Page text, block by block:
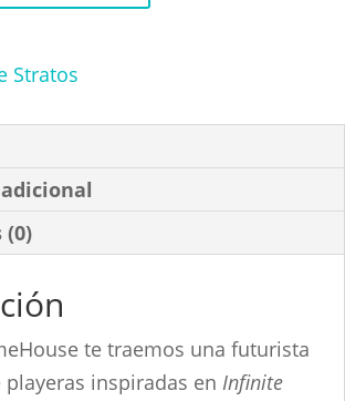
Stratos
(0)
te traemos una futurista
inspiradas en Infinite